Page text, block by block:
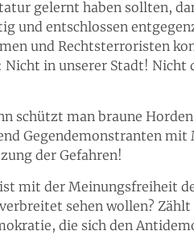
gelernt haben sollten,
und entschlossen
und Rechtsterroristen
in unserer Stadt! Nicht
schützt man braune
Gegendemonstranten mit
der Gefahren!
mit der Meinungsfreiheit
sehen wollen? Zählt
die sich den